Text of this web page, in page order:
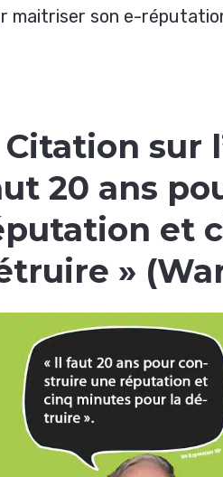
maitriser son e-
Citation sur
20 ans
et
»